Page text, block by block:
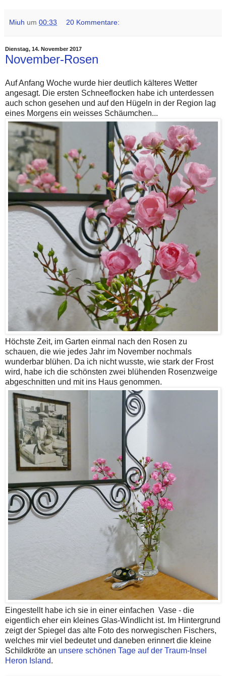
Miuh um 00:33 20 Kommentare:
Dienstag, 14. November 2017
November-Rosen
Auf Anfang Woche wurde hier deutlich kälteres Wetter
angesagt. Die ersten Schneeflocken habe ich unterdessen
auch schon gesehen und auf den Hügeln in der Region lag
eines Morgens ein weisses Schäumchen...
Höchste Zeit, im Garten einmal nach den Rosen zu
schauen, die wie jedes Jahr im November nochmals
wunderbar blühen. Da ich nicht wusste, wie stark der Frost
wird, habe ich die schönsten zwei blühenden Rosenzweige
abgeschnitten und mit ins Haus genommen.
Eingestellt habe ich sie in einer einfachen Vase - die
eigentlich eher ein kleines Glas-Windlicht ist. Im Hintergrund
zeigt der Spiegel das alte Foto des norwegischen Fischers,
welches mir viel bedeutet und daneben erinnert die kleine
Schildkröte an unsere schönen Tage auf der Traum-Insel
Heron Island.